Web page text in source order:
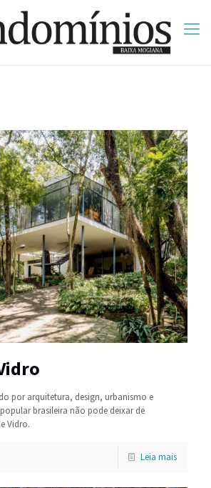
por arquitetura, design, urbanismo e
brasileira não pode deixar de
Vidro.
Leia mais